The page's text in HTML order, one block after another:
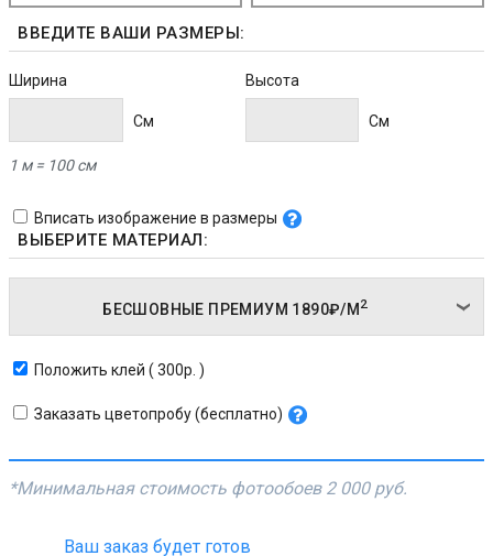
ВВЕДИТЕ ВАШИ РАЗМЕРЫ:
Ширина
Cм
Высота
Cм
1 м = 100 см
Вписать изображение в размеры
ВЫБЕРИТЕ МАТЕРИАЛ:
БЕСШОВНЫЕ ПРЕМИУМ 1890₽/М 2
Положить клей ( 300р. )
Заказать цветопробу (бесплатно)
*Минимальная стоимость фотообоев 2 000 руб.
Ваш заказ будет готов